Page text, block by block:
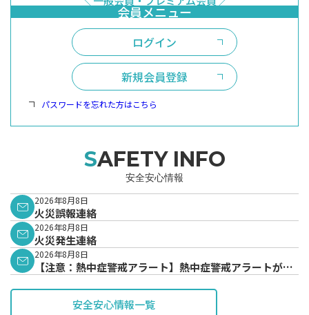
ログイン
新規会員登録
パスワードを忘れた方はこちら
SAFETY INFO
安全安心情報
2026年8月8日
火災誤報連絡
2026年8月8日
火災発生連絡
2026年8月8日
【注意：熱中症警戒アラート】熱中症警戒アラートが発
安全安心情報一覧